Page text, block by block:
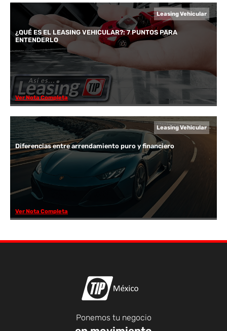
Leasing Vehicular
¿QUÉ ES EL LEASING VEHICULAR?: 7 PUNTOS PARA
ENTENDERLO
Ver Nota Completa
Leasing Vehicular
Diferencias entre arrendamiento puro y financiero
Ver Nota Completa
Ponemos tu negocio